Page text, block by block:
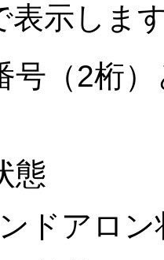
表示しま
号（2桁
態
ドアロン